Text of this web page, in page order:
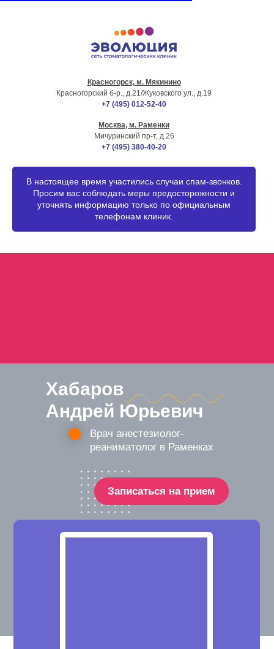
Красногорск, м. Мякинино
Красногорский б-р., д.21/Жуковского ул., д.19
+7 (495) 012-52-40
Москва, м. Раменки
Мичуринский пр-т, д.26
+7 (495) 380-40-20
В настоящее время участились случаи спам-звонков.
Просим вас соблюдать меры предосторожности и
уточнять информацию только по официальным
телефонам клиник.
Хабаров
Андрей Юрьевич
Врач анестезиолог-
реаниматолог в Раменках
Записаться на прием